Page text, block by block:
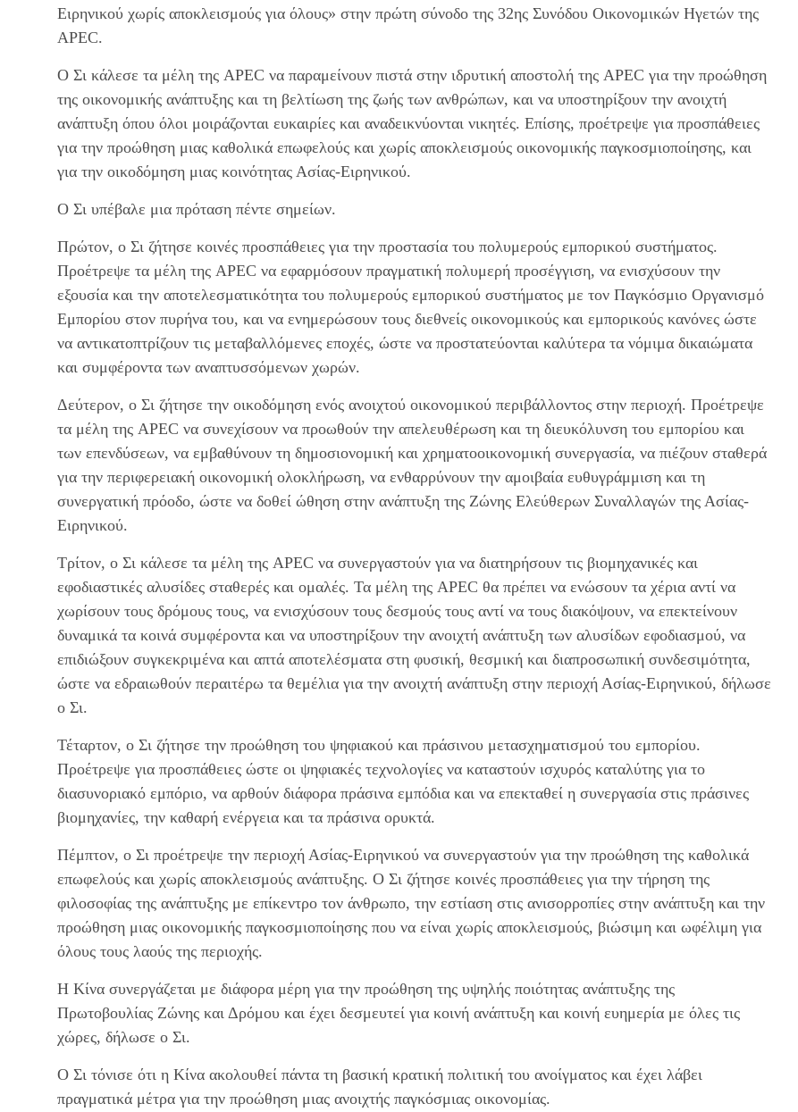
Ειρηνικού χωρίς αποκλεισμούς για όλους» στην πρώτη σύνοδο της 32ης Συνόδου Οικονομικών Ηγετών της
APEC.
Ο Σι κάλεσε τα μέλη της APEC να παραμείνουν πιστά στην ιδρυτική αποστολή της APEC για την προώθηση
της οικονομικής ανάπτυξης και τη βελτίωση της ζωής των ανθρώπων, και να υποστηρίξουν την ανοιχτή
ανάπτυξη όπου όλοι μοιράζονται ευκαιρίες και αναδεικνύονται νικητές. Επίσης, προέτρεψε για προσπάθειες
για την προώθηση μιας καθολικά επωφελούς και χωρίς αποκλεισμούς οικονομικής παγκοσμιοποίησης, και
για την οικοδόμηση μιας κοινότητας Ασίας-Ειρηνικού.
Ο Σι υπέβαλε μια πρόταση πέντε σημείων.
Πρώτον, ο Σι ζήτησε κοινές προσπάθειες για την προστασία του πολυμερούς εμπορικού συστήματος.
Προέτρεψε τα μέλη της APEC να εφαρμόσουν πραγματική πολυμερή προσέγγιση, να ενισχύσουν την
εξουσία και την αποτελεσματικότητα του πολυμερούς εμπορικού συστήματος με τον Παγκόσμιο Οργανισμό
Εμπορίου στον πυρήνα του, και να ενημερώσουν τους διεθνείς οικονομικούς και εμπορικούς κανόνες ώστε
να αντικατοπτρίζουν τις μεταβαλλόμενες εποχές, ώστε να προστατεύονται καλύτερα τα νόμιμα δικαιώματα
και συμφέροντα των αναπτυσσόμενων χωρών.
Δεύτερον, ο Σι ζήτησε την οικοδόμηση ενός ανοιχτού οικονομικού περιβάλλοντος στην περιοχή. Προέτρεψε
τα μέλη της APEC να συνεχίσουν να προωθούν την απελευθέρωση και τη διευκόλυνση του εμπορίου και
των επενδύσεων, να εμβαθύνουν τη δημοσιονομική και χρηματοοικονομική συνεργασία, να πιέζουν σταθερά
για την περιφερειακή οικονομική ολοκλήρωση, να ενθαρρύνουν την αμοιβαία ευθυγράμμιση και τη
συνεργατική πρόοδο, ώστε να δοθεί ώθηση στην ανάπτυξη της Ζώνης Ελεύθερων Συναλλαγών της Ασίας-
Ειρηνικού.
Τρίτον, ο Σι κάλεσε τα μέλη της APEC να συνεργαστούν για να διατηρήσουν τις βιομηχανικές και
εφοδιαστικές αλυσίδες σταθερές και ομαλές. Τα μέλη της APEC θα πρέπει να ενώσουν τα χέρια αντί να
χωρίσουν τους δρόμους τους, να ενισχύσουν τους δεσμούς τους αντί να τους διακόψουν, να επεκτείνουν
δυναμικά τα κοινά συμφέροντα και να υποστηρίξουν την ανοιχτή ανάπτυξη των αλυσίδων εφοδιασμού, να
επιδιώξουν συγκεκριμένα και απτά αποτελέσματα στη φυσική, θεσμική και διαπροσωπική συνδεσιμότητα,
ώστε να εδραιωθούν περαιτέρω τα θεμέλια για την ανοιχτή ανάπτυξη στην περιοχή Ασίας-Ειρηνικού, δήλωσε
ο Σι.
Τέταρτον, ο Σι ζήτησε την προώθηση του ψηφιακού και πράσινου μετασχηματισμού του εμπορίου.
Προέτρεψε για προσπάθειες ώστε οι ψηφιακές τεχνολογίες να καταστούν ισχυρός καταλύτης για το
διασυνοριακό εμπόριο, να αρθούν διάφορα πράσινα εμπόδια και να επεκταθεί η συνεργασία στις πράσινες
βιομηχανίες, την καθαρή ενέργεια και τα πράσινα ορυκτά.
Πέμπτον, ο Σι προέτρεψε την περιοχή Ασίας-Ειρηνικού να συνεργαστούν για την προώθηση της καθολικά
επωφελούς και χωρίς αποκλεισμούς ανάπτυξης. Ο Σι ζήτησε κοινές προσπάθειες για την τήρηση της
φιλοσοφίας της ανάπτυξης με επίκεντρο τον άνθρωπο, την εστίαση στις ανισορροπίες στην ανάπτυξη και την
προώθηση μιας οικονομικής παγκοσμιοποίησης που να είναι χωρίς αποκλεισμούς, βιώσιμη και ωφέλιμη για
όλους τους λαούς της περιοχής.
Η Κίνα συνεργάζεται με διάφορα μέρη για την προώθηση της υψηλής ποιότητας ανάπτυξης της
Πρωτοβουλίας Ζώνης και Δρόμου και έχει δεσμευτεί για κοινή ανάπτυξη και κοινή ευημερία με όλες τις
χώρες, δήλωσε ο Σι.
Ο Σι τόνισε ότι η Κίνα ακολουθεί πάντα τη βασική κρατική πολιτική του ανοίγματος και έχει λάβει
πραγματικά μέτρα για την προώθηση μιας ανοιχτής παγκόσμιας οικονομίας.